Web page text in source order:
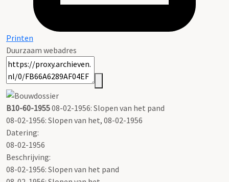
Printen
Duurzaam webadres
B10-60-195508-02-1956: Slopen van het pand
08-02-1956: Slopen van het, 08-02-1956
Datering:
08-02-1956
Beschrijving:
08-02-1956: Slopen van het pand